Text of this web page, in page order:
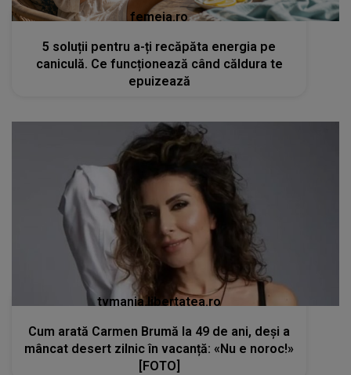
femeia.ro
5 soluții pentru a-ți recăpăta energia pe
caniculă. Ce funcționează când căldura te
epuizează
tvmania.libertatea.ro
Cum arată Carmen Brumă la 49 de ani, deși a
mâncat desert zilnic în vacanță: «Nu e noroc!»
[FOTO]